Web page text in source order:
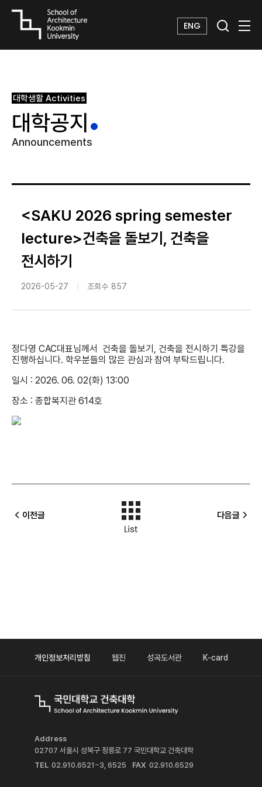
ENG
대학생활 Activities
대학공지
Announcements
<SAKU 2026 spring semester
lecture>건축을 돌보기, 건축을
전시하기
2026-05-27 조회수 857
정다영 CAC대표님께서 건축을 돌보기, 건축을 전시하기 특강을
진행하십니다. 학우분들의 많은 관심과 참여 부탁드립니다.
일시 : 2026. 06. 02(화) 13:00
장소 : 종합복지관 614호
이전글 다음글
개인정보처리방침 웹진 성곡도서관 K-card
Address
02707 서울시 성북구 정릉로 77 국민대학교 건축대학
TEL 02.910.6521~3, 6525 FAX 02.910.6529